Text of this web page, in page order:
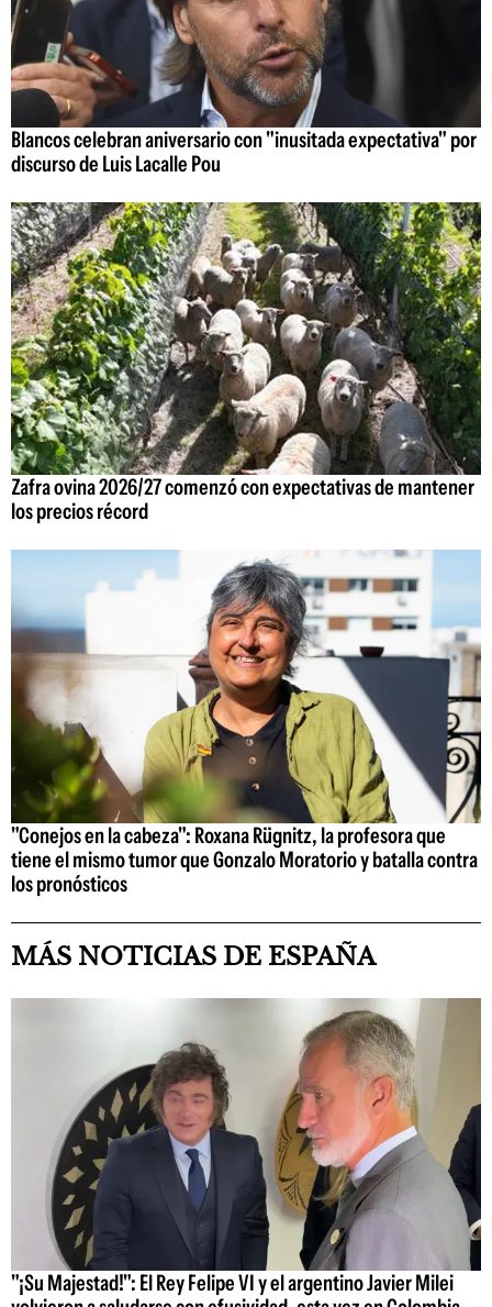
Blancos celebran aniversario con "inusitada expectativa" por
discurso de Luis Lacalle Pou
Zafra ovina 2026/27 comenzó con expectativas de mantener
los precios récord
"Conejos en la cabeza": Roxana Rügnitz, la profesora que
tiene el mismo tumor que Gonzalo Moratorio y batalla contra
los pronósticos
MÁS NOTICIAS DE ESPAÑA
"¡Su Majestad!": El Rey Felipe VI y el argentino Javier Milei